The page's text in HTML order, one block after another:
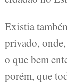
Existia
privado,
o que bem
porém, que